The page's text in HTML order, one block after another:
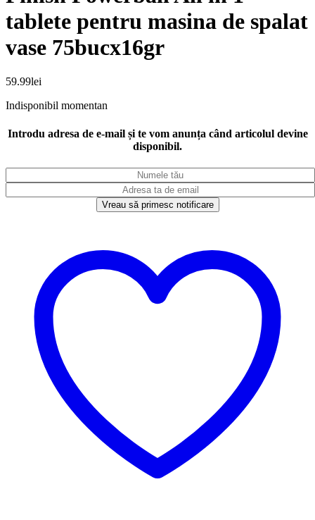
tablete pentru masina de spalat
vase 75bucx16gr
59.99lei
Indisponibil momentan
Introdu adresa de e-mail și te vom anunța când articolul devine
disponibil.
Vreau să primesc notificare